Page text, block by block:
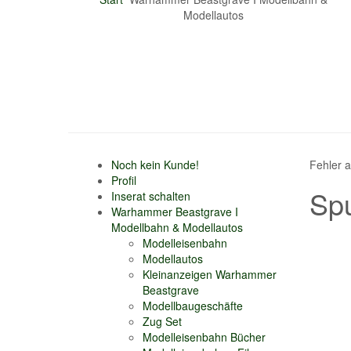
Modellautos
Noch kein Kunde!
Profil
Inserat schalten
Warhammer Beastgrave I
Modellbahn & Modellautos
Modelleisenbahn
Modellautos
Kleinanzeigen Warhammer
Beastgrave
Modellbaugeschäfte
Zug Set
Modelleisenbahn Bücher
Fehler